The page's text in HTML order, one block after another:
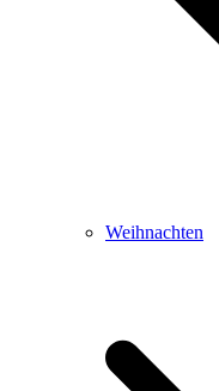
Weihnachten